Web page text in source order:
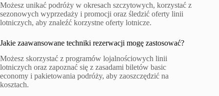
Możesz unikać podróży w okresach szczytowych, korzystać z
sezonowych wyprzedaży i promocji oraz śledzić oferty linii
lotniczych, aby znaleźć korzystne oferty lotnicze.
Jakie zaawansowane techniki rezerwacji mogę zastosować?
Możesz skorzystać z programów lojalnościowych linii
lotniczych oraz zapoznać się z zasadami biletów basic
economy i pakietowania podróży, aby zaoszczędzić na
kosztach.